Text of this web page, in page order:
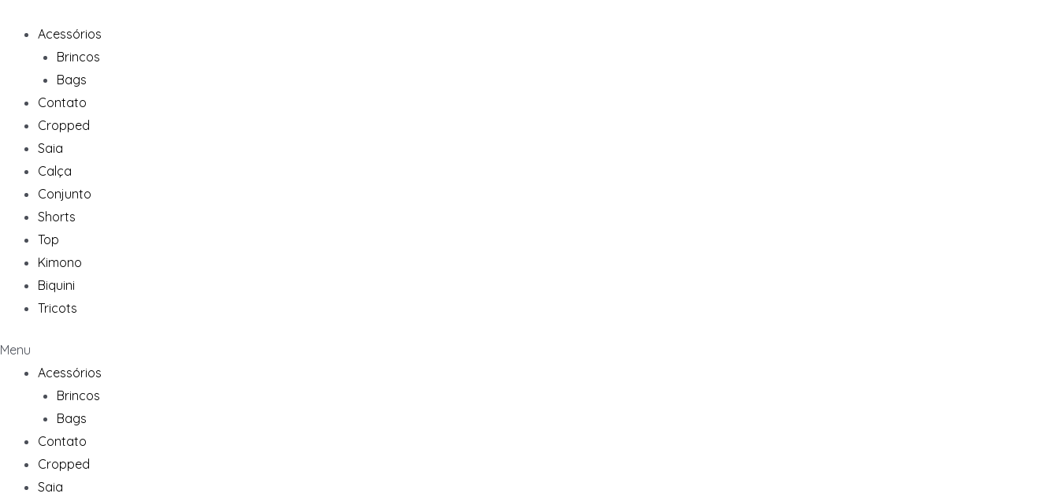
para
conteúdo
Acessórios
Brincos
Bags
Contato
Cropped
Saia
Calça
Conjunto
Shorts
Top
Kimono
Biquini
Tricots
Menu
Acessórios
Brincos
Bags
Contato
Cropped
Saia